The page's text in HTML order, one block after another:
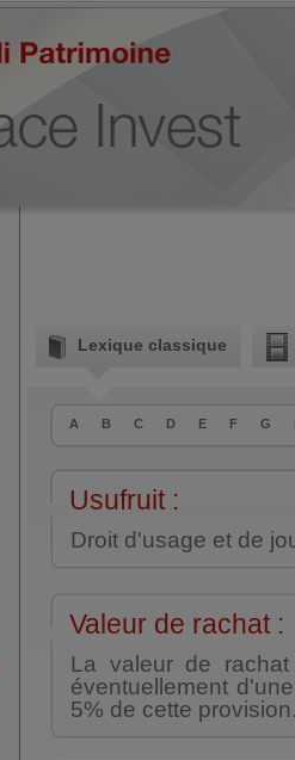
Lexique classique
A B C D E F G
Usufruit :
Droit d'usage et de
Valeur de rachat :
La valeur de
éventuellement
5% de cette